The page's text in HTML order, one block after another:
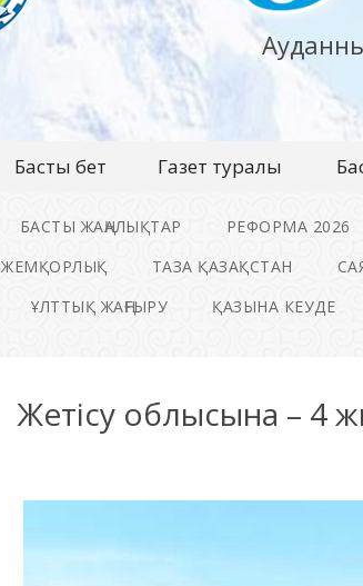
Басты бет Газет туралы
БАСТЫ ЖАҢАЛЫҚТАР РЕФОРМА 2026
ЖЕМҚОРЛЫҚ
ТАЗА ҚАЗАҚСТАН
ҰЛТТЫҚ ЖАҢҒЫРУ
ҚАЗЫНА КЕУДЕ
Жетісу облысына – 4